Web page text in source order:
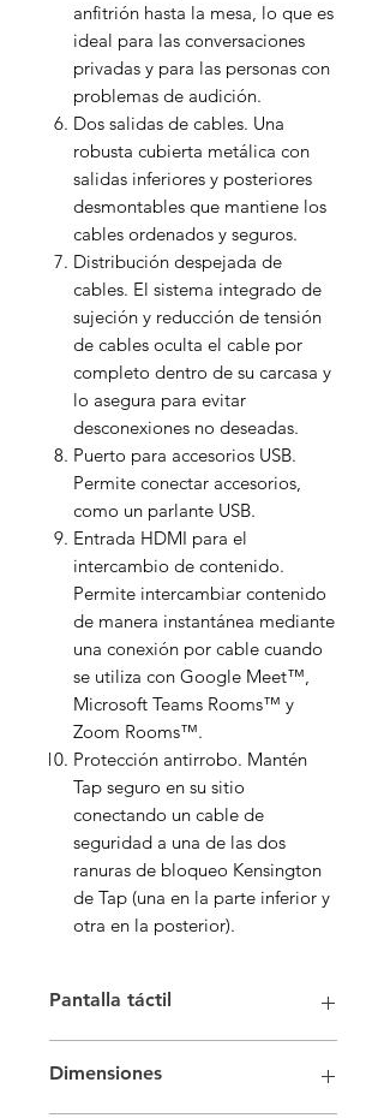
anfitrión hasta la mesa, lo que es
ideal para las conversaciones
privadas y para las personas con
problemas de audición.
Dos salidas de cables. Una
robusta cubierta metálica con
salidas inferiores y posteriores
desmontables que mantiene los
cables ordenados y seguros.
Distribución despejada de
cables. El sistema integrado de
sujeción y reducción de tensión
de cables oculta el cable por
completo dentro de su carcasa y
lo asegura para evitar
desconexiones no deseadas.
Puerto para accesorios USB.
Permite conectar accesorios,
como un parlante USB.
Entrada HDMI para el
intercambio de contenido.
Permite intercambiar contenido
de manera instantánea mediante
una conexión por cable cuando
se utiliza con Google Meet™,
Microsoft Teams Rooms™ y
Zoom Rooms™.
Protección antirrobo. Mantén
Tap seguro en su sitio
conectando un cable de
seguridad a una de las dos
ranuras de bloqueo Kensington
de Tap (una en la parte inferior y
otra en la posterior).
Pantalla táctil
Ángulo de visualización: 14°
Dimensiones